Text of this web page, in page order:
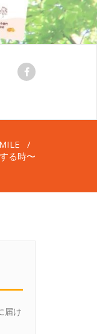
/
る時〜
届け